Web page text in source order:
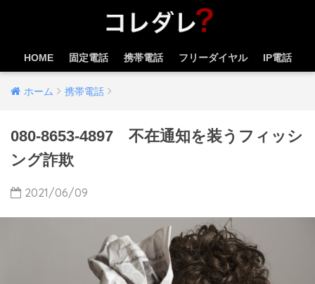
HOME 固定電話 携帯電話 フリーダイヤル IP電話
ホーム 携帯電話
080-8653-4897 不在通知を装うフィッシ
ング詐欺
2021/06/09